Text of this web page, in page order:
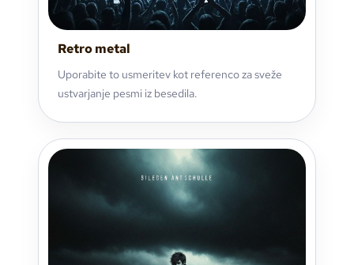
Retro metal
Uporabite to usmeritev kot referenco za sveže
ustvarjanje pesmi iz besedila.